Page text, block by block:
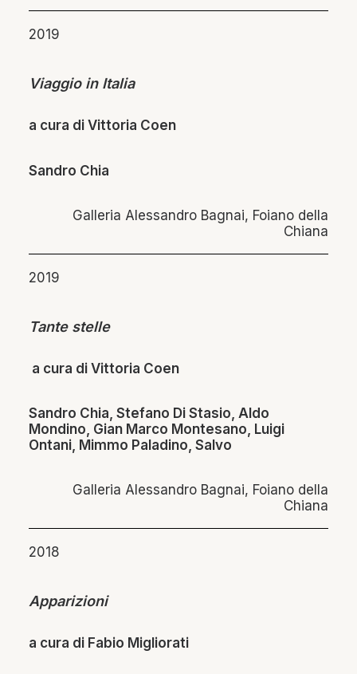
2019
Viaggio in Italia
a cura di Vittoria Coen
Sandro Chia
Galleria Alessandro Bagnai, Foiano della
Chiana
2019
Tante stelle
a cura di Vittoria Coen
Sandro Chia, Stefano Di Stasio, Aldo
Mondino, Gian Marco Montesano, Luigi
Ontani, Mimmo Paladino, Salvo
Galleria Alessandro Bagnai, Foiano della
Chiana
2018
Apparizioni
a cura di Fabio Migliorati